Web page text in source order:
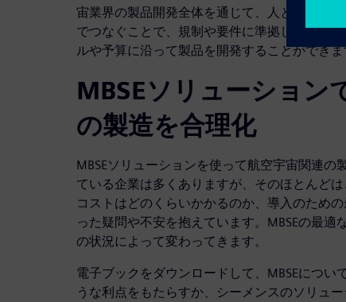
宙業界の製品開発全体を通じて、人とデータ、
でつなぐことで、規制や要件に準拠し、統合
ルや予算に沿って製品を開発することができ
MBSEソリューション
の製造を合理化
MBSEソリューションを使って航空宇宙関連の
ている企業は多くありますが、そのほとんどは
コストはどのくらいかかるのか、導入のため
った疑問や不安を抱えています。MBSEの最適
の状況によって変わってきます。
電子ブックをダウンロードして、MBSEについ
うな利点をもたらすか、シーメンスのソリュ